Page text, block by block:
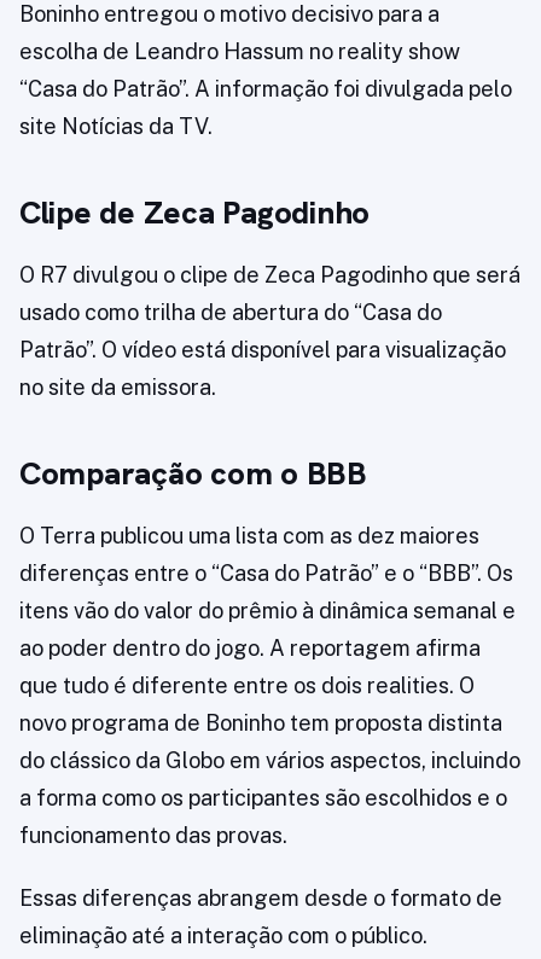
Boninho entregou o motivo decisivo para a
escolha de Leandro Hassum no reality show
“Casa do Patrão”. A informação foi divulgada pelo
site Notícias da TV.
Clipe de Zeca Pagodinho
O R7 divulgou o clipe de Zeca Pagodinho que será
usado como trilha de abertura do “Casa do
Patrão”. O vídeo está disponível para visualização
no site da emissora.
Comparação com o BBB
O Terra publicou uma lista com as dez maiores
diferenças entre o “Casa do Patrão” e o “BBB”. Os
itens vão do valor do prêmio à dinâmica semanal e
ao poder dentro do jogo. A reportagem afirma
que tudo é diferente entre os dois realities. O
novo programa de Boninho tem proposta distinta
do clássico da Globo em vários aspectos, incluindo
a forma como os participantes são escolhidos e o
funcionamento das provas.
Essas diferenças abrangem desde o formato de
eliminação até a interação com o público.